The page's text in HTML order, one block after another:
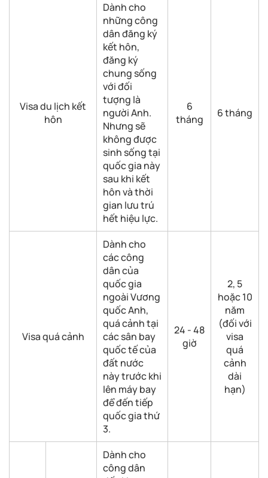
Visa du lịch kết
hôn
Dành cho
những công
dân đăng ký
kết hôn,
đăng ký
chung sống
với đối
tượng là
người Anh.
Nhưng sẽ
không được
sinh sống tại
quốc gia này
sau khi kết
hôn và thời
gian lưu trú
hết hiệu lực.
6
tháng
6 tháng
Visa quá cảnh
Dành cho
các công
dân của
quốc gia
ngoài Vương
quốc Anh,
quá cảnh tại
các sân bay
quốc tế của
đất nước
này trước khi
lên máy bay
để đến tiếp
quốc gia thứ
3.
24 - 48
giờ
2, 5
hoặc 10
năm
(đối với
visa
quá
cảnh
dài
hạn)
Dành cho
công dân